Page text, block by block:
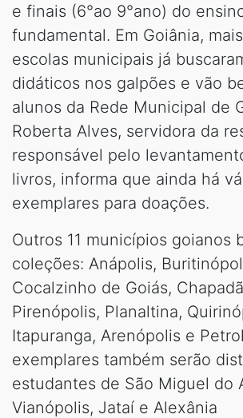
e finais (6°ao 9°ano) do
fundamental. Em Goiânia,
escolas municipais já
didáticos nos galpões e vão
alunos da Rede Municipal de
Roberta Alves, servidora da
responsável pelo
livros, informa que ainda há
exemplares para doações.
Outros 11 municípios goianos
coleções: Anápolis,
Cocalzinho de Goiás,
Pirenópolis, Planaltina,
Itapuranga, Arenópolis e
exemplares também serão
estudantes de São Miguel do
Vianópolis, Jataí e Alexânia